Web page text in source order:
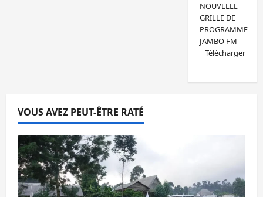
NOUVELLE
GRILLE DE
PROGRAMME
JAMBO FM
Télécharger
VOUS AVEZ PEUT-ÊTRE RATÉ